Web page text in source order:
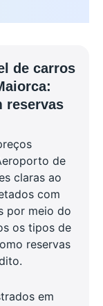
de carros
reservas
de
claras ao
com
por meio do
os tipos de
reservas
em